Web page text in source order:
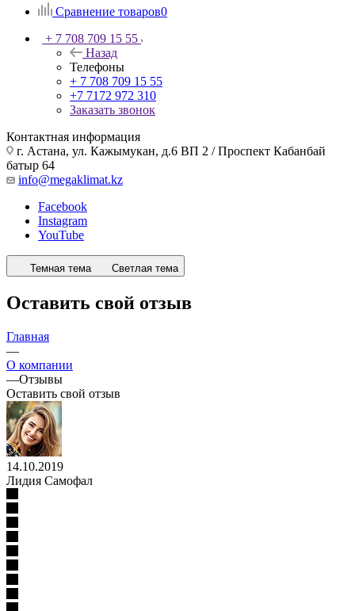
Сравнение товаров0
+ 7 708 709 15 55
Назад
Телефоны
+ 7 708 709 15 55
+7 7172 972 310
Заказать звонок
Контактная информация
г. Астана, ул. Кажымукан, д.6 ВП 2 / Проспект Кабанбай
батыр 64
info@megaklimat.kz
Facebook
Instagram
YouTube
Темная тема Светлая тема
Оставить свой отзыв
Главная
—
О компании
—Отзывы
Оставить свой отзыв
14.10.2019
Лидия Самофал